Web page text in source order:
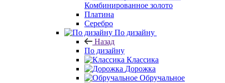
Комбинированное золото
Платина
Серебро
По дизайну
Назад
По дизайну
Классика
Дорожка
Обручальное